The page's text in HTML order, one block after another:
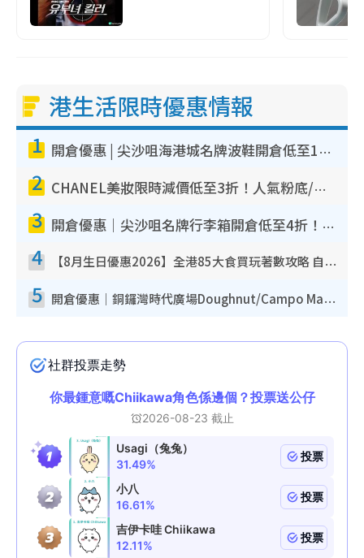
港生活限時優惠情報
1 開倉優惠 | 尖沙咀海港城名牌波鞋開倉低至1折！On鞋$899起／Joy&Peace鞋履$98起
2 CHANEL美妝限時減價低至3折！人氣粉底/唇膏/精華液低至$275！COCO香水都有平
3 開倉優惠｜尖沙咀名牌行李箱開倉低至4折！一連5日 American Tourister/ace./Hallmark $200起！
4 【8月生日優惠2026】全港85大食買玩著數攻略 自助餐/火鍋放題同行免費＋誠品/DONKI送現金券
5 開倉優惠｜銅鑼灣時代廣場Doughnut/Campo Marzio開倉低至1折！背囊、書包、手袋劈價$200起